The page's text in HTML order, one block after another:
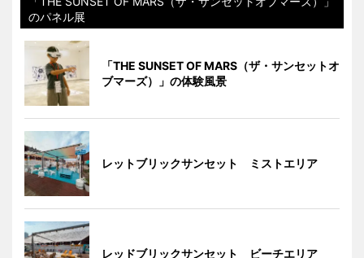
のパネル展
「THE SUNSET OF MARS（ザ・サンセットオ
ブマーズ）」の体験風景
レットブリックサンセット ミストエリア
レッドブリックサンセット ビーチエリア